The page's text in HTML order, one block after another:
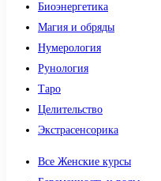
Биоэнергетика
Магия и обряды
Нумерология
Рунология
Таро
Целительство
Экстрасенсорика
Все Женские курсы